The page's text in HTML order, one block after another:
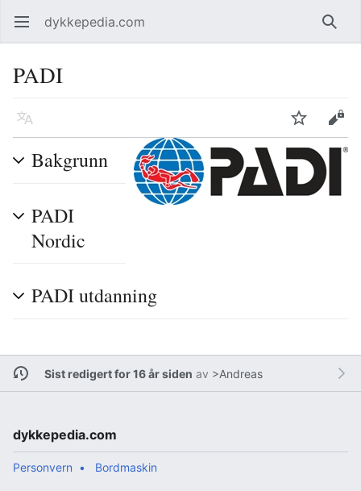
Åpne hovedmenyen dykkepedia.com Søk
PADI
Språk Overvåk Rediger
Bakgrunn
PADI
Nordic
PADI utdanning
Sist redigert for 16 år siden av >Andreas
dykkepedia.com
Personvern Bordmaskin